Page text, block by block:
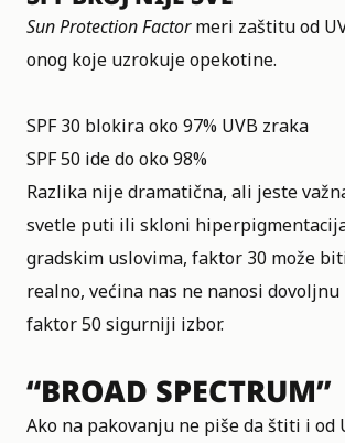
Sun Protection Factormeri zaštitu od
onog koje uzrokuje opekotine.
SPF 30 blokira oko 97% UVB zraka
SPF 50 ide do oko 98%
Razlika nije dramatična, ali jeste
svetle puti ili skloni
gradskim uslovima, faktor 30 može
realno, većina nas ne nanosi
faktor 50 sigurniji izbor.
“BROAD SPECTRUM”
Ako na pakovanju ne piše da štiti i od